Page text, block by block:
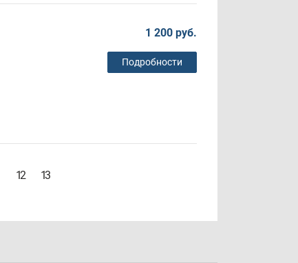
1 200 руб.
Подробности
12 13